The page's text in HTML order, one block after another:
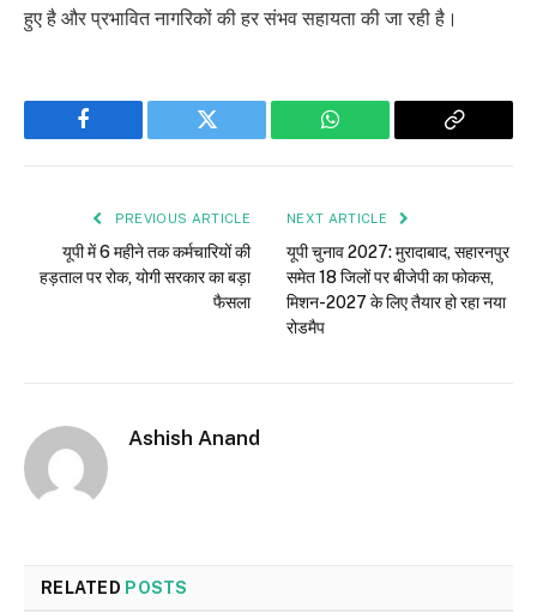
हुए है और प्रभावित नागरिकों की हर संभव सहायता की जा रही है।
Facebook Twitter WhatsApp
Copy
PREVIOUS ARTICLE
यूपी में 6 महीने तक कर्मचारियों की
हड़ताल पर रोक, योगी सरकार का बड़ा
फैसला
NEXT ARTICLE
यूपी चुनाव 2027: मुरादाबाद, सहारनपुर
समेत 18 जिलों पर बीजेपी का फोकस,
मिशन-2027 के लिए तैयार हो रहा नया
रोडमैप
Ashish Anand
RELATED POSTS